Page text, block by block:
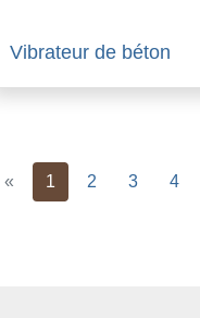
Vibrateur de béton
« Previous
1 2 3 4